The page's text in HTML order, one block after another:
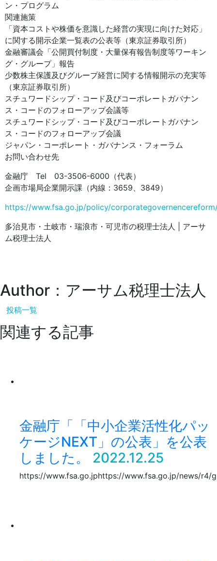
ン・プログラム
関連施策
「資本コストや株価を意識した経営の実現に向けた対応」
に関する開示企業一覧表の公表等（東京証券取引所）
金融審議会「公開買付制度・大量保有報告制度等ワーキン
グ・グループ」報告
少数株主保護及びグループ経営に関する情報開示の充実等
（東京証券取引所）
スチュワードシップ・コード及びコーポレートガバナン
ス・コードのフォローアップ会議等
スチュワードシップ・コード及びコーポレートガバナン
ス・コードのフォローアップ会議
ジャパン・コーポレート・ガバナンス・フォーラム
お問い合わせ先
金融庁 Tel 03-3506-6000（代表）
企画市場局企業開示課（内線：3659、3849）
https://www.fsa.go.jp/policy/
多治見市・土岐市・瑞浪市・可児市の税理士法人 | アーサ
ム税理士法人
Author：アーサム税理士法人
投稿一覧
関連する記事
金融庁「「中小企業活性化パッ
ケージNEXT」の公表」を公表
しました。
2022.12.25
https://www.fsa.go.jphttps://www.fsa.go.jp/news/